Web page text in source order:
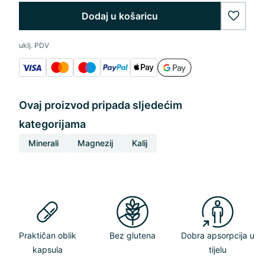
Dodaj u košaricu
uklj. PDV
Ovaj proizvod pripada sljedećim
kategorijama
Minerali Magnezij Kalij
Praktičan oblik
kapsula
Bez glutena
Dobra apsorpcija u
tijelu